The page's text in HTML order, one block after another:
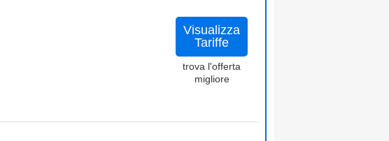
Visualizza
Tariffe
trova l'offerta
migliore